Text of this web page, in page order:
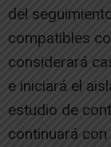
del
compatibles
considerará
e iniciará el
estudio de
continuará con